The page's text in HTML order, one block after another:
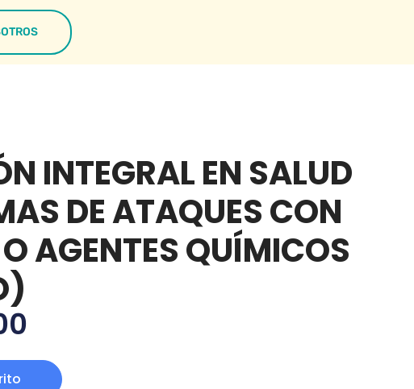
INTEGRAL EN SALUD
DE ATAQUES CON
AGENTES QUÍMICOS